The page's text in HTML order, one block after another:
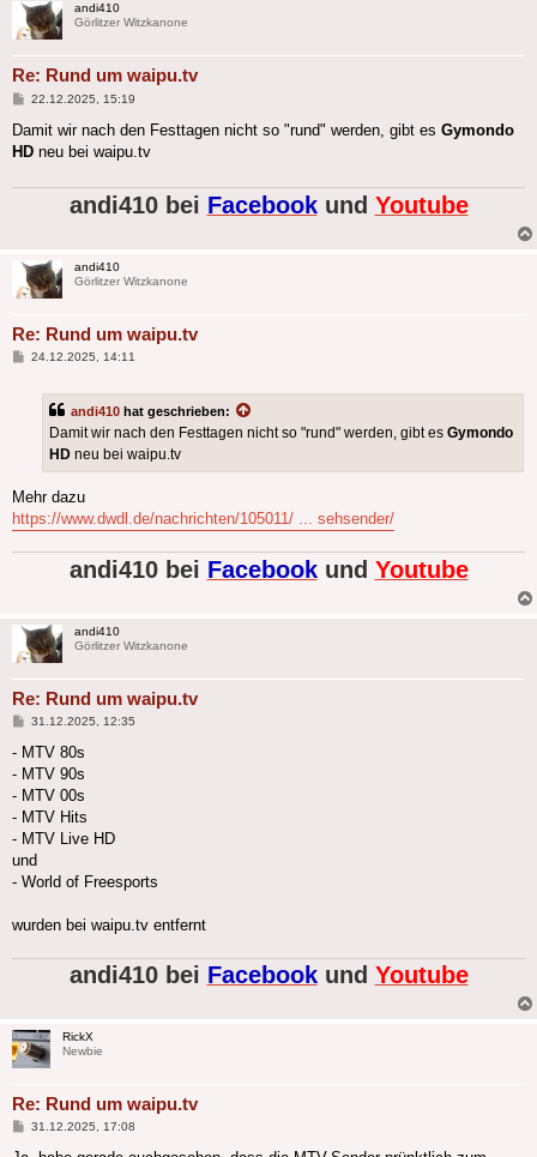
andi410
Görlitzer Witzkanone
Re: Rund um waipu.tv
Beitrag
22.12.2025, 15:19
Damit wir nach den Festtagen nicht so "rund" werden, gibt es Gymondo
HD neu bei waipu.tv
andi410 bei Facebookund Youtube
andi410
Görlitzer Witzkanone
Re: Rund um waipu.tv
Beitrag
24.12.2025, 14:11
andi410 hat geschrieben:
Damit wir nach den Festtagen nicht so "rund" werden, gibt es Gymondo
HD neu bei waipu.tv
Mehr dazu
https://www.dwdl.de/nachrichten/105011/ ... sehsender/
andi410 bei Facebookund Youtube
andi410
Görlitzer Witzkanone
Re: Rund um waipu.tv
Beitrag
31.12.2025, 12:35
- MTV 80s
- MTV 90s
- MTV 00s
- MTV Hits
- MTV Live HD
und
- World of Freesports
wurden bei waipu.tv entfernt
andi410 bei Facebookund Youtube
RickX
Newbie
Re: Rund um waipu.tv
Beitrag
31.12.2025, 17:08